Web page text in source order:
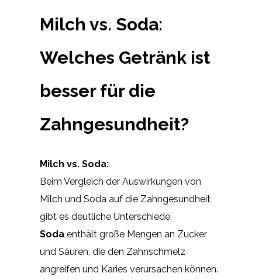
Milch vs. Soda:
Welches Getränk ist
besser für die
Zahngesundheit?
Milch vs. Soda:
Beim Vergleich der Auswirkungen von
Milch und Soda auf die Zahngesundheit
gibt es deutliche Unterschiede.
Soda enthält große Mengen an Zucker
und Säuren, die den Zahnschmelz
angreifen und Karies verursachen können.